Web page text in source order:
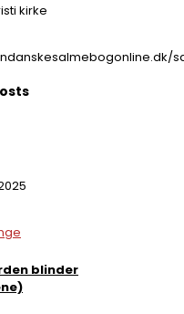
kirke
blinder